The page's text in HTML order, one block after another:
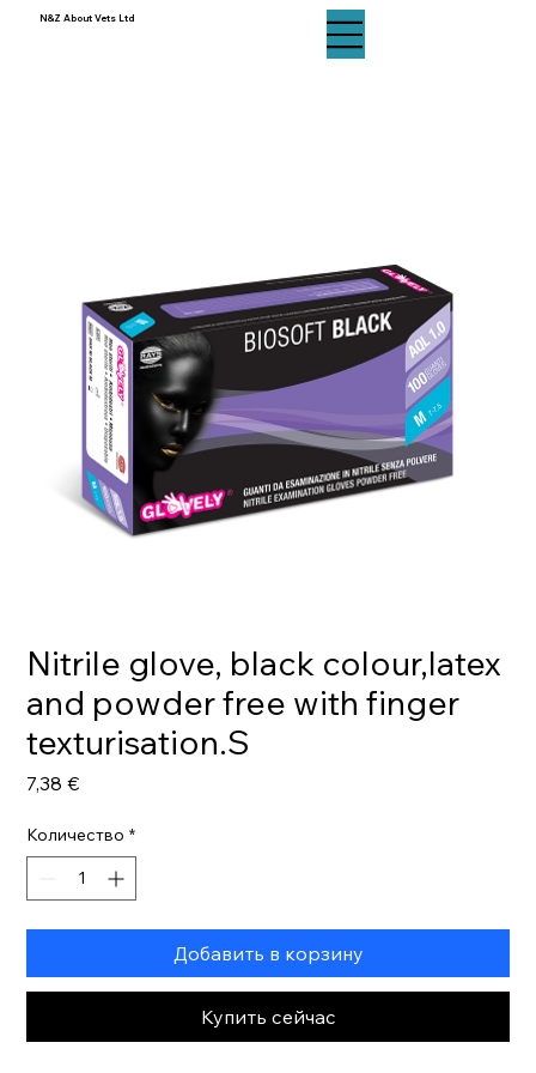
N&Z About Vets Ltd
Nitrile glove, black colour,latex
and powder free with finger
texturisation.S
7,38 €Цена
Количество *
Добавить в корзину
Купить сейчас